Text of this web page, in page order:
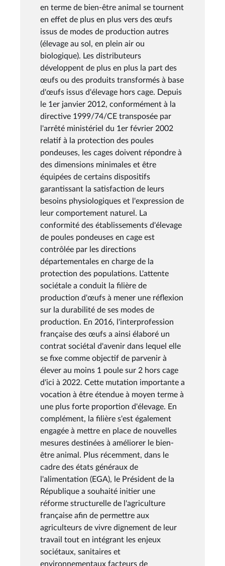
en terme de bien-être animal se tournent
en effet de plus en plus vers des œufs
issus de modes de production autres
(élevage au sol, en plein air ou
biologique). Les distributeurs
développent de plus en plus la part des
œufs ou des produits transformés à base
d'œufs issus d'élevage hors cage. Depuis
le 1er janvier 2012, conformément à la
directive 1999/74/CE transposée par
l'arrêté ministériel du 1er février 2002
relatif à la protection des poules
pondeuses, les cages doivent répondre à
des dimensions minimales et être
équipées de certains dispositifs
garantissant la satisfaction de leurs
besoins physiologiques et l'expression de
leur comportement naturel. La
conformité des établissements d'élevage
de poules pondeuses en cage est
contrôlée par les directions
départementales en charge de la
protection des populations. L'attente
sociétale a conduit la filière de
production d'œufs à mener une réflexion
sur la durabilité de ses modes de
production. En 2016, l'interprofession
française des œufs a ainsi élaboré un
contrat sociétal d'avenir dans lequel elle
se fixe comme objectif de parvenir à
élever au moins 1 poule sur 2 hors cage
d'ici à 2022. Cette mutation importante a
vocation à être étendue à moyen terme à
une plus forte proportion d'élevage. En
complément, la filière s'est également
engagée à mettre en place de nouvelles
mesures destinées à améliorer le bien-
être animal. Plus récemment, dans le
cadre des états généraux de
l'alimentation (EGA), le Président de la
République a souhaité initier une
réforme structurelle de l'agriculture
française afin de permettre aux
agriculteurs de vivre dignement de leur
travail tout en intégrant les enjeux
sociétaux, sanitaires et
environnementaux facteurs de